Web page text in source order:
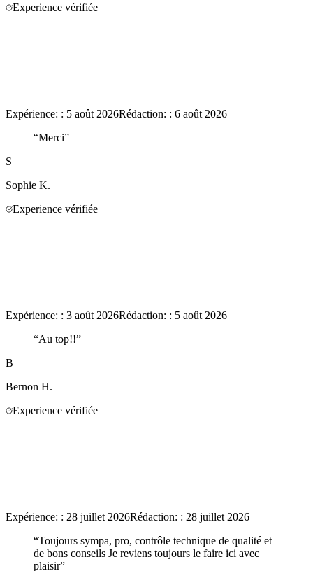
Experience vérifiée
Expérience: : 5 août 2026Rédaction: : 6 août 2026
“Merci”
S
Sophie K.
Experience vérifiée
Expérience: : 3 août 2026Rédaction: : 5 août 2026
“Au top!!”
B
Bernon H.
Experience vérifiée
Expérience: : 28 juillet 2026Rédaction: : 28 juillet 2026
“Toujours sympa, pro, contrôle technique de qualité et
de bons conseils Je reviens toujours le faire ici avec
plaisir”